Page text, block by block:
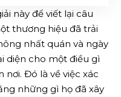
này để viết lại câu
thương hiệu đã trải
nhất quán và ngày
diện cho một điều gì
Đó là về việc xác
những gì họ đã xây